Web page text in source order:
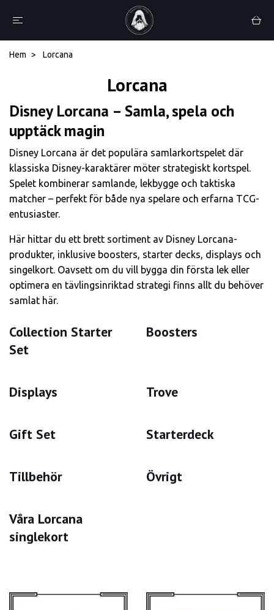
Hem Lorcana
Lorcana
Disney Lorcana – Samla, spela och
upptäck magin
Disney Lorcana är det populära samlarkortspelet där
klassiska Disney-karaktärer möter strategiskt kortspel.
Spelet kombinerar samlande, lekbygge och taktiska
matcher – perfekt för både nya spelare och erfarna TCG-
entusiaster.
Här hittar du ett brett sortiment av Disney Lorcana-
produkter, inklusive boosters, starter decks, displays och
singelkort. Oavsett om du vill bygga din första lek eller
optimera en tävlingsinriktad strategi finns allt du behöver
samlat här.
Collection Starter
Set
Boosters
Displays Trove
Gift Set Starterdeck
Tillbehör Övrigt
Våra Lorcana
singlekort